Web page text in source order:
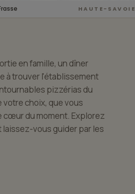
HAUTE-SAVOIE
en famille, un dîner
à trouver l'établissement
pizzérias du
choix, que vous
cœur du moment. Explorez
vous guider par les